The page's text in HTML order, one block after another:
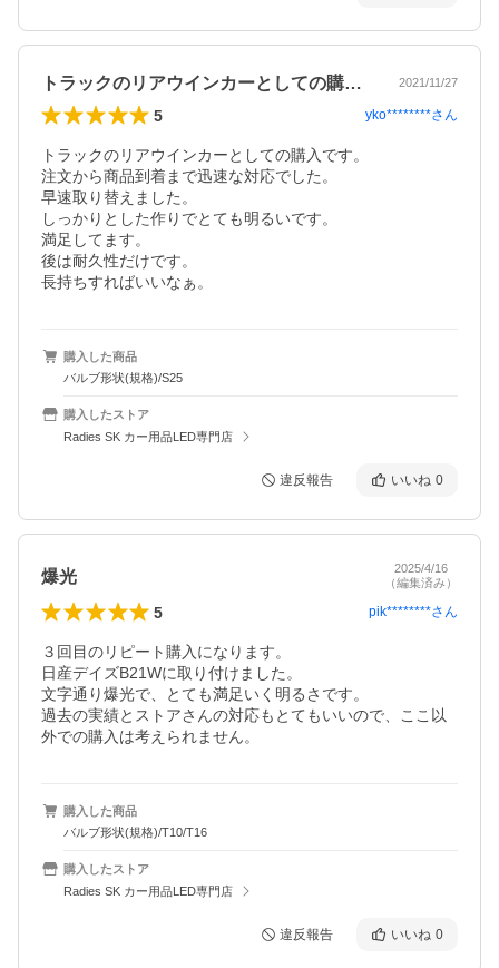
トラックのリアウインカーとしての購入で… 2021/11/27
5 yko********さん
トラックのリアウインカーとしての購入です。
注文から商品到着まで迅速な対応でした。
早速取り替えました。
しっかりとした作りでとても明るいです。
満足してます。
後は耐久性だけです。
長持ちすればいいなぁ。
購入した商品
バルブ形状(規格)/S25
購入したストア
Radies SK カー用品LED専門店
違反報告 いいね 0
爆光
2025/4/16
（編集済み）
5 pik********さん
３回目のリピート購入になります。
日産デイズB21Wに取り付けました。
文字通り爆光で、とても満足いく明るさです。
過去の実績とストアさんの対応もとてもいいので、ここ以
外での購入は考えられません。
購入した商品
バルブ形状(規格)/T10/T16
購入したストア
Radies SK カー用品LED専門店
違反報告 いいね 0